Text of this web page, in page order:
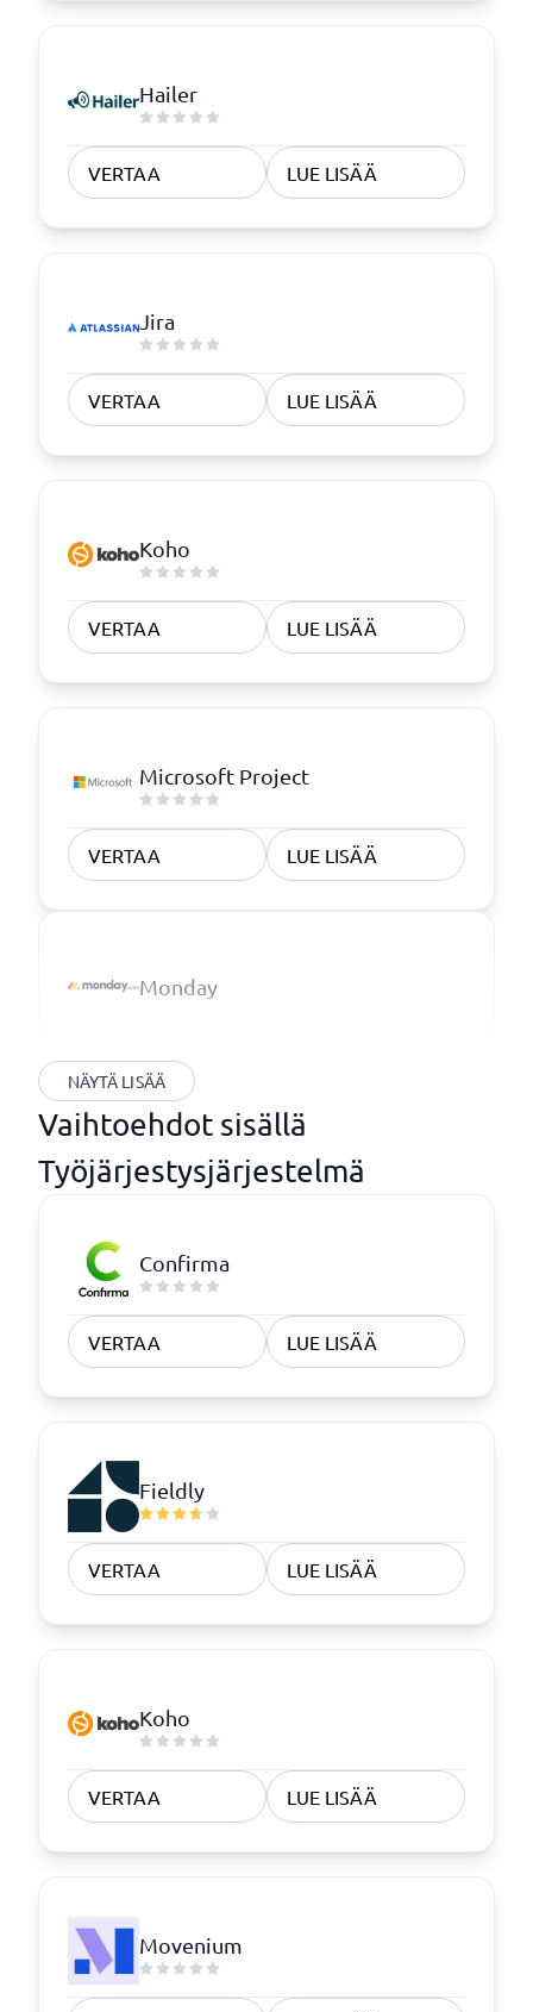
Hailer
VERTAA LUE LISÄÄ
Jira
VERTAA LUE LISÄÄ
Koho
VERTAA LUE LISÄÄ
Microsoft Project
VERTAA LUE LISÄÄ
Monday
NÄYTÄ LISÄÄ
Vaihtoehdot sisällä
Työjärjestysjärjestelmä
Confirma
VERTAA LUE LISÄÄ
Fieldly
VERTAA LUE LISÄÄ
Koho
VERTAA LUE LISÄÄ
Movenium